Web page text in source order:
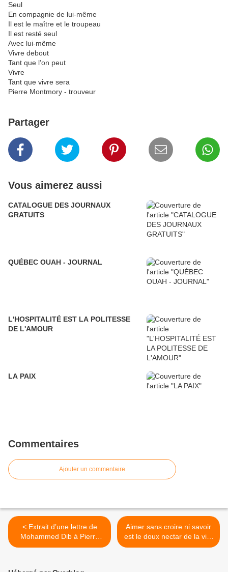
Seul
En compagnie de lui-même
Il est le maître et le troupeau
Il est resté seul
Avec lui-même
Vivre debout
Tant que l’on peut
Vivre
Tant que vivre sera
Pierre Montmory - trouveur
Partager
Vous aimerez aussi
CATALOGUE DES JOURNAUX
GRATUITS
QUÉBEC OUAH - JOURNAL
L'HOSPITALITÉ EST LA POLITESSE
DE L'AMOUR
LA PAIX
Commentaires
Ajouter un commentaire
< Extrait d’une lettre de
Mohammed Dib à Pierre
Montmory
Aimer sans croire ni savoir
est le doux nectar de la vie.
Aimer sans raison. Aimer